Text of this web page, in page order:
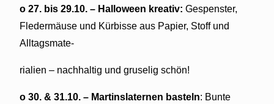
o 27. bis 29.10. – Halloween kreativ: Gespenster,
Fledermäuse und Kürbisse aus Papier, Stoff und
Alltagsmate-
rialien – nachhaltig und gruselig schön!
o 30. & 31.10. – Martinslaternen basteln: Bunte